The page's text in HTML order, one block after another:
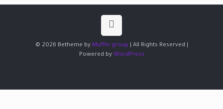
© 2026 Betheme by Muffin group | All Rights Reserved |
Powered by WordPress